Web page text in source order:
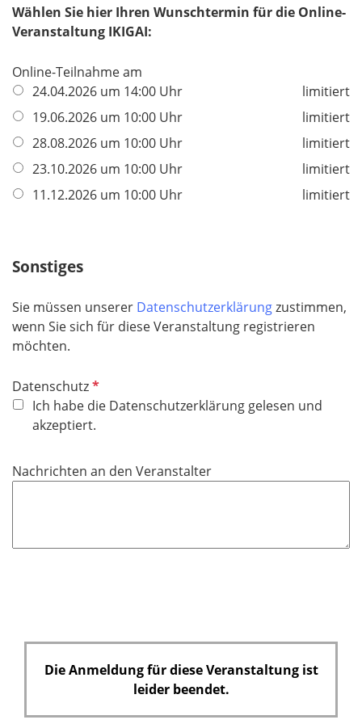
e
l
Wählen Sie hier Ihren Wunschtermin für die Online-
Veranstaltung IKIGAI:
Online-Teilnahme am
24.04.2026 um 14:00 Uhr
limitiert
19.06.2026 um 10:00 Uhr
limitiert
28.08.2026 um 10:00 Uhr
limitiert
23.10.2026 um 10:00 Uhr
limitiert
11.12.2026 um 10:00 Uhr
limitiert
Sonstiges
Sie müssen unserer Datenschutzerklärungzustimmen,
wenn Sie sich für diese Veranstaltung registrieren
möchten.
DatenschutzP
f
l
h
Ich habe die Datenschutzerklärung gelesen und
akzeptiert.
Nachrichten an den Veranstalter
Die Anmeldung für diese Veranstaltung ist
leider beendet.